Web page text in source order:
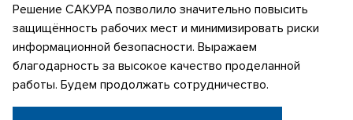
Решение САКУРА позволило значительно повысить
защищённость рабочих мест и минимизировать риски
информационной безопасности. Выражаем
благодарность за высокое качество проделанной
работы. Будем продолжать сотрудничество.